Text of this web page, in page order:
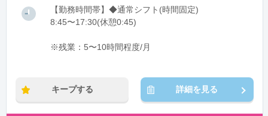
【勤務時間帯】◆通常シフト(時間固定)
8:45〜17:30(休憩0:45)
※残業：5〜10時間程度/月
キープする 詳細を見る